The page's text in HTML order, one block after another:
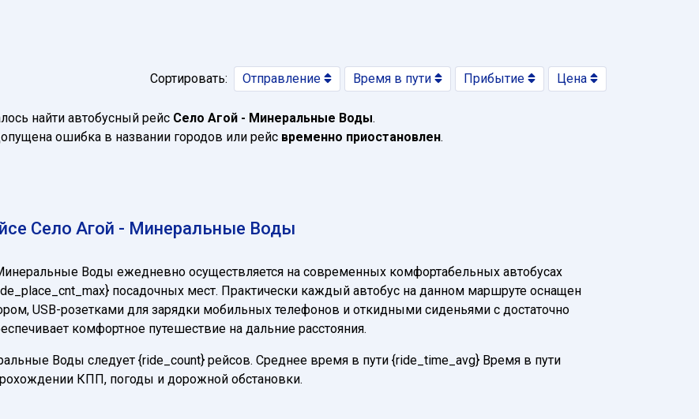
Сортировать: Отправление Время в пути Прибытие Цена
найти автобусный рейс Село Агой - Минеральные Воды.
ошибка в названии городов или рейс временно приостановлен.
Село Агой - Минеральные Воды
Воды ежедневно осуществляется на современных комфортабельных автобусах
посадочных мест. Практически каждый автобус на данном маршруте оснащен
USB-розетками для зарядки мобильных телефонов и откидными сиденьями с достаточно
комфортное путешествие на дальние расстояния.
Воды следует {ride_count} рейсов. Среднее время в пути {ride_time_avg} Время в пути
КПП, погоды и дорожной обстановки.